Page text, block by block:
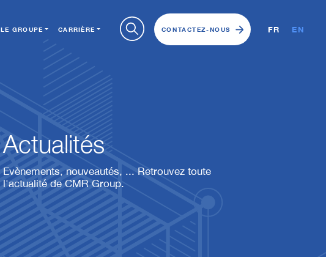
LE GROUPE CARRIÈRE CONTACTEZ-NOUS FR EN
Actualités
Evènements, nouveautés, ... Retrouvez toute
l'actualité de CMR Group.